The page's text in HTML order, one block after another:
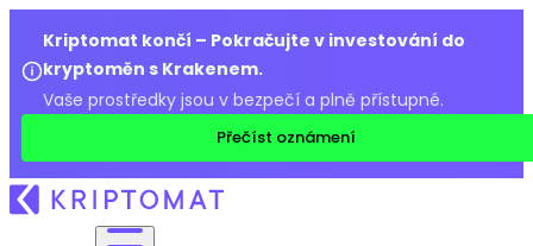
Kriptomat končí – Pokračujte v investování do
kryptoměn s Krakenem.
Vaše prostředky jsou v bezpečí a plně přístupné.
Přečíst oznámení